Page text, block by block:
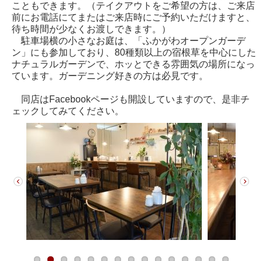
こともできます。（テイクアウトをご希望の方は、ご来店
前にお電話にてまたはご来店時にご予約いただけますと、
待ち時間が少なくお渡しできます。）
駐車場横の小さなお庭は、「ふかがわオープンガーデ
ン」にも参加しており、80種類以上の宿根草を中心にした
ナチュラルガーデンで、ホッとできる雰囲気の場所になっ
ています。ガーデニング好きの方は必見です。
同店はFacebookページも開設していますので、是非チ
ェックしてみてください。